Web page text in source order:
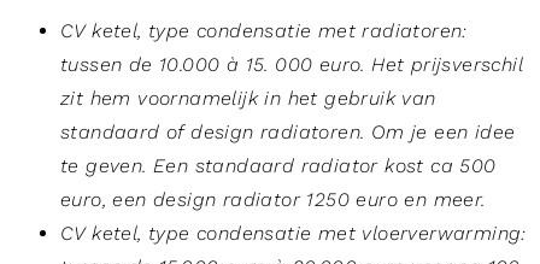
CV ketel, type condensatie met radiatoren:
tussen de 10.000 à 15. 000 euro. Het prijsverschil
zit hem voornamelijk in het gebruik van
standaard of design radiatoren. Om je een idee
te geven. Een standaard radiator kost ca 500
euro, een design radiator 1250 euro en meer.
CV ketel, type condensatie met vloerverwarming: